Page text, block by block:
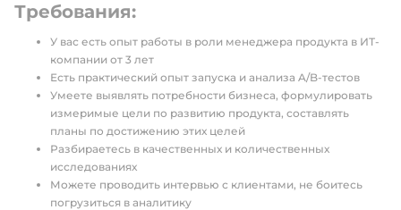
Требования:
У вас есть опыт работы в роли менеджера продукта в ИТ-
компании от 3 лет
Есть практический опыт запуска и анализа A/B-тестов
Умеете выявлять потребности бизнеса, формулировать
измеримые цели по развитию продукта, составлять
планы по достижению этих целей
Разбираетесь в качественных и количественных
исследованиях
Можете проводить интервью с клиентами, не боитесь
погрузиться в аналитику